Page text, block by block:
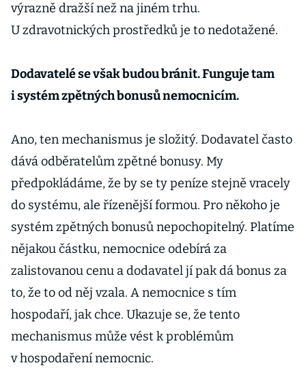
výrazně dražší než na jiném trhu.
U zdravotnických prostředků je to nedotažené.
Dodavatelé se však budou bránit. Funguje tam
i systém zpětných bonusů nemocnicím.
Ano, ten mechanismus je složitý. Dodavatel často
dává odběratelům zpětné bonusy. My
předpokládáme, že by se ty peníze stejně vracely
do systému, ale řízenější formou. Pro někoho je
systém zpětných bonusů nepochopitelný. Platíme
nějakou částku, nemocnice odebírá za
zalistovanou cenu a dodavatel jí pak dá bonus za
to, že to od něj vzala. A nemocnice s tím
hospodaří, jak chce. Ukazuje se, že tento
mechanismus může vést k problémům
v hospodaření nemocnic.